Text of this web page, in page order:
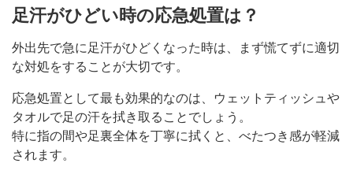
足汗がひどい時の応急処置は？
外出先で急に足汗がひどくなった時は、まず慌てずに適切
な対処をすることが大切です。
応急処置として最も効果的なのは、ウェットティッシュや
タオルで足の汗を拭き取ることでしょう。
特に指の間や足裏全体を丁寧に拭くと、べたつき感が軽減
されます。